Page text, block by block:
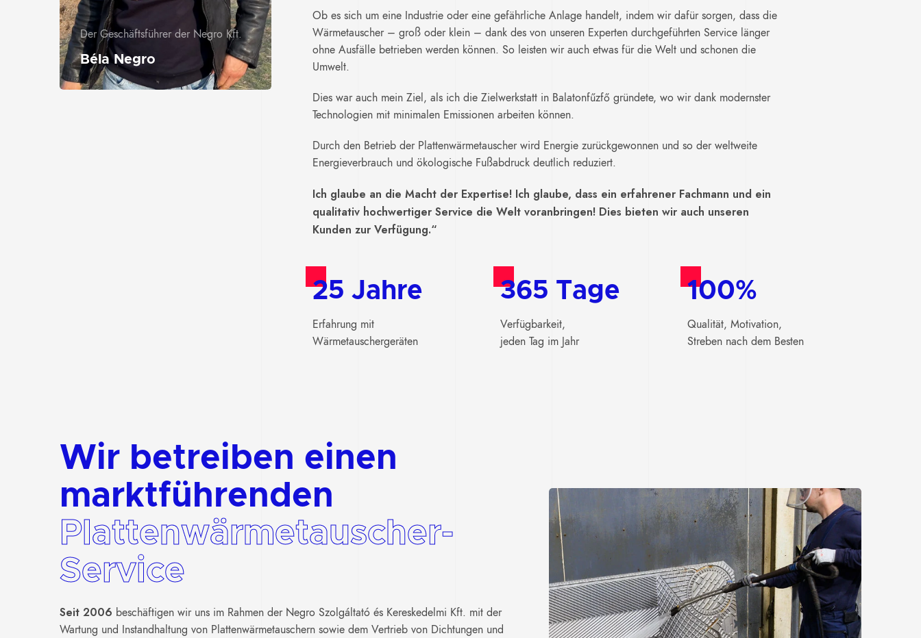
Der Geschäftsführer der Negro Kft.
Béla Negro
Ob es sich um eine Industrie oder eine gefährliche Anlage handelt, indem wir dafür sorgen, dass die
Wärmetauscher – groß oder klein – dank des von unseren Experten durchgeführten Service länger
ohne Ausfälle betrieben werden können. So leisten wir auch etwas für die Welt und schonen die
Umwelt.
Dies war auch mein Ziel, als ich die Zielwerkstatt in Balatonfűzfő gründete, wo wir dank modernster
Technologien mit minimalen Emissionen arbeiten können.
Durch den Betrieb der Plattenwärmetauscher wird Energie zurückgewonnen und so der weltweite
Energieverbrauch und ökologische Fußabdruck deutlich reduziert.
Ich glaube an die Macht der Expertise! Ich glaube, dass ein erfahrener Fachmann und ein
qualitativ hochwertiger Service die Welt voranbringen! Dies bieten wir auch unseren
Kunden zur Verfügung.“
25 Jahre
Erfahrung mit
Wärmetauschergeräten
365 Tage
Verfügbarkeit,
jeden Tag im Jahr
100%
Qualität, Motivation,
Streben nach dem Besten
Wir betreiben einen
marktführenden
Plattenwärmetauscher-
Service
Seit 2006 beschäftigen wir uns im Rahmen der Negro Szolgáltató és Kereskedelmi Kft. mit der
Wartung und Instandhaltung von Plattenwärmetauschern sowie dem Vertrieb von Dichtungen und